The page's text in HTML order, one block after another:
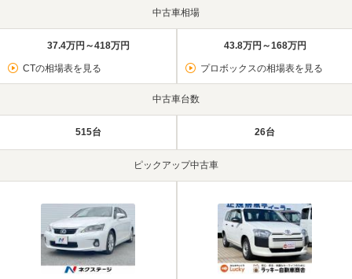
中古車相場
37.4万円～418万円
CTの相場表を見る
43.8万円～168万円
プロボックスの相場表を見る
中古車台数
515台 26台
ピックアップ中古車